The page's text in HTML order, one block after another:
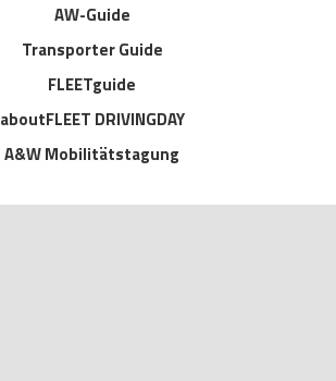
AW-Guide
Transporter Guide
FLEETguide
aboutFLEET DRIVINGDAY
A&W Mobilitätstagung